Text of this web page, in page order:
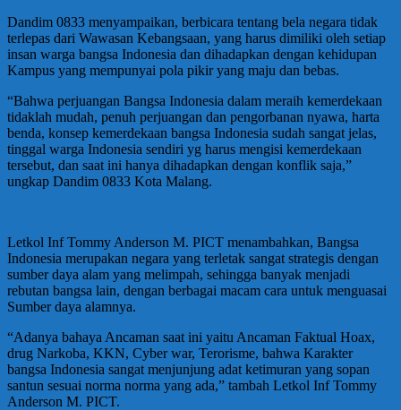
Dandim 0833 menyampaikan, berbicara tentang bela negara tidak
terlepas dari Wawasan Kebangsaan, yang harus dimiliki oleh setiap
insan warga bangsa Indonesia dan dihadapkan dengan kehidupan
Kampus yang mempunyai pola pikir yang maju dan bebas.
“Bahwa perjuangan Bangsa Indonesia dalam meraih kemerdekaan
tidaklah mudah, penuh perjuangan dan pengorbanan nyawa, harta
benda, konsep kemerdekaan bangsa Indonesia sudah sangat jelas,
tinggal warga Indonesia sendiri yg harus mengisi kemerdekaan
tersebut, dan saat ini hanya dihadapkan dengan konflik saja,”
ungkap Dandim 0833 Kota Malang.
Letkol Inf Tommy Anderson M. PICT menambahkan, Bangsa
Indonesia merupakan negara yang terletak sangat strategis dengan
sumber daya alam yang melimpah, sehingga banyak menjadi
rebutan bangsa lain, dengan berbagai macam cara untuk menguasai
Sumber daya alamnya.
“Adanya bahaya Ancaman saat ini yaitu Ancaman Faktual Hoax,
drug Narkoba, KKN, Cyber war, Terorisme, bahwa Karakter
bangsa Indonesia sangat menjunjung adat ketimuran yang sopan
santun sesuai norma norma yang ada,” tambah Letkol Inf Tommy
Anderson M. PICT.